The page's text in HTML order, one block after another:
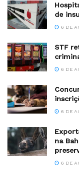
de
6 DE
STF
6 DE
6 DE
na
6 DE